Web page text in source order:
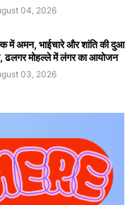
04, 2026
में अमन, भाईचारे और शांति की दुआ
ढलगर मोहल्ले में लंगर का आयोजन
03, 2026